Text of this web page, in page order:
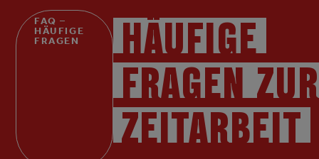
FAQ –
HÄUFIGE
FRAGEN
HÄUFIGE
FRAGEN ZUR
ZEITARBEIT